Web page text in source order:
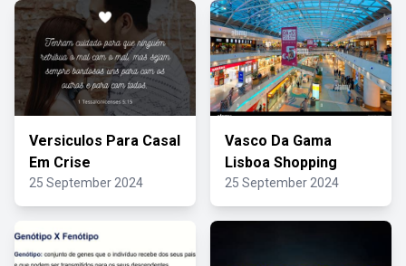
Versiculos Para Casal
Em Crise
25 September 2024
Vasco Da Gama
Lisboa Shopping
25 September 2024